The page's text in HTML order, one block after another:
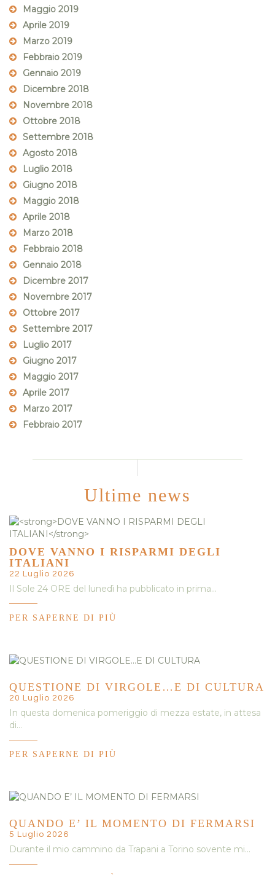
Maggio 2019
Aprile 2019
Marzo 2019
Febbraio 2019
Gennaio 2019
Dicembre 2018
Novembre 2018
Ottobre 2018
Settembre 2018
Agosto 2018
Luglio 2018
Giugno 2018
Maggio 2018
Aprile 2018
Marzo 2018
Febbraio 2018
Gennaio 2018
Dicembre 2017
Novembre 2017
Ottobre 2017
Settembre 2017
Luglio 2017
Giugno 2017
Maggio 2017
Aprile 2017
Marzo 2017
Febbraio 2017
Ultime news
DOVE VANNO I RISPARMI DEGLI
ITALIANI
22 Luglio 2026
Il Sole 24 ORE del lunedì ha pubblicato in prima…
PER SAPERNE DI PIÙ
QUESTIONE DI VIRGOLE…E DI CULTURA
20 Luglio 2026
In questa domenica pomeriggio di mezza estate, in attesa
di…
PER SAPERNE DI PIÙ
QUANDO E’ IL MOMENTO DI FERMARSI
5 Luglio 2026
Durante il mio cammino da Trapani a Torino sovente mi…